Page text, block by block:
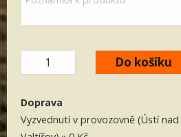
Doprava
Vyzvednutí v provozovně (Ústí